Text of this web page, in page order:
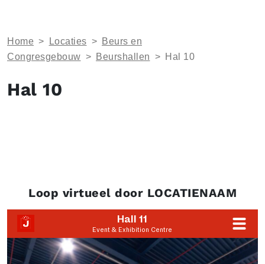
Home > Locaties > Beurs en
Congresgebouw > Beurshallen > Hal 10
Hal 10
Loop virtueel door LOCATIENAAM